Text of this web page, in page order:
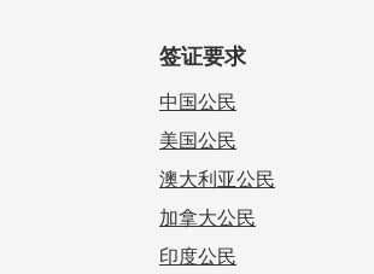
签证要求
中国公民
美国公民
澳大利亚公民
加拿大公民
印度公民